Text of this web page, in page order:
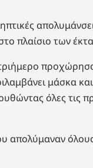
στο πλαίσιο των
μάσκα
όλες τις
απολύμαναν